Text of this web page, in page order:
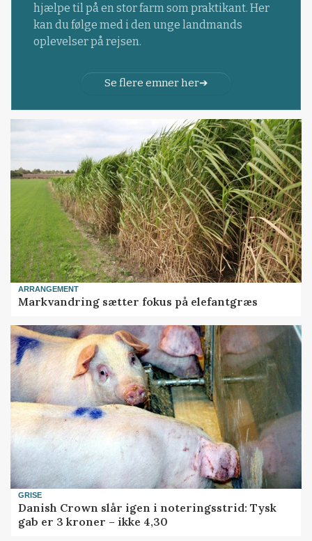
hjælpe til på en stor farm som praktikant. Her
kan du følge med i den unge landmands
oplevelser på rejsen.
Se flere emner her
ARRANGEMENT
Markvandring sætter fokus på elefantgræs
GRISE
Danish Crown slår igen i noteringsstrid: Tysk
gab er 3 kroner – ikke 4,30